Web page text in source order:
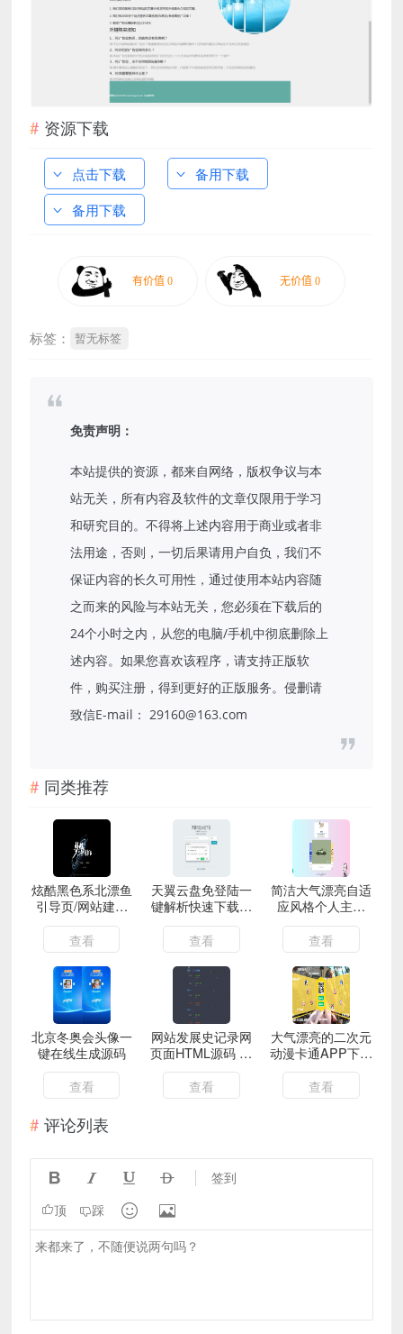
资源下载
点击下载
备用下载
备用下载
标签： 暂无标签
免责声明：
本站提供的资源，都来自网络，版权争议与本
站无关，所有内容及软件的文章仅限用于学习
和研究目的。不得将上述内容用于商业或者非
法用途，否则，一切后果请用户自负，我们不
保证内容的长久可用性，通过使用本站内容随
之而来的风险与本站无关，您必须在下载后的
24个小时之内，从您的电脑/手机中彻底删除上
述内容。如果您喜欢该程序，请支持正版软
件，购买注册，得到更好的正版服务。侵删请
致信E-mail： 29160@163.com
同类推荐
炫酷黑色系北漂鱼
引导页/网站建设
中HTML源码 带
BGM
查看
天翼云盘免登陆一
键解析快速下载网
站HTML源码
查看
简洁大气漂亮自适
应风格个人主页
HTML源码
查看
北京冬奥会头像一
键在线生成源码
查看
网站发展史记录网
页面HTML源码 记
录网站发展史
查看
大气漂亮的二次元
动漫卡通APP下载
页面HTML源码 带
文字弹幕
查看
评论列表
    签到
顶 踩  